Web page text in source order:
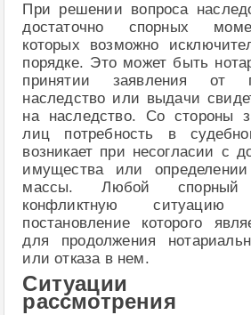
При решении вопроса
достаточно спорных
которых возможно
порядке. Это может быть
принятии заявления от
наследство или выдачи
на наследство. Со стороны
лиц потребность в
возникает при несогласии с
имущества или определении
массы. Любой
конфликтную
постановление которого
для продолжения
или отказа в нем.
Ситуации
рассмотрения